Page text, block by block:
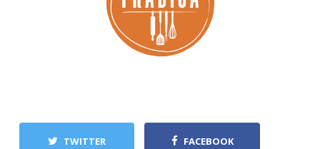
TWITTER FACEBOOK